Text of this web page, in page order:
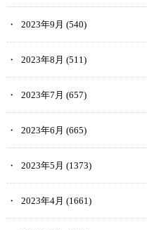
2023年9月 (540)
2023年8月 (511)
2023年7月 (657)
2023年6月 (665)
2023年5月 (1373)
2023年4月 (1661)